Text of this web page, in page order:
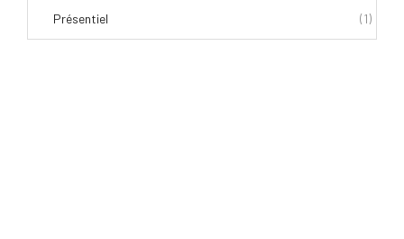
Présentiel (1)